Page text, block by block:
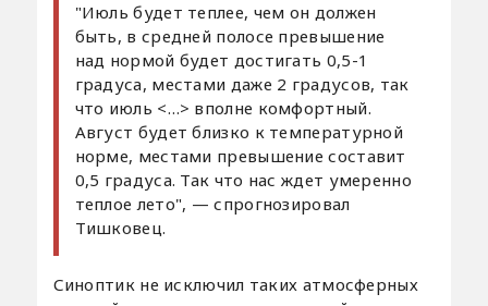
"Июль будет теплее, чем он должен
быть, в средней полосе превышение
над нормой будет достигать 0,5-1
градуса, местами даже 2 градусов, так
что июль <…> вполне комфортный.
Август будет близко к температурной
норме, местами превышение составит
0,5 градуса. Так что нас ждет умеренно
теплое лето", — спрогнозировал
Тишковец.
Синоптик не исключил таких атмосферных